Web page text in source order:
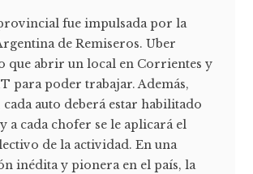
fue impulsada por la
de Remiseros. Uber
que abrir un local en Corrientes y
para poder trabajar. Además,
cada auto deberá estar habilitado
a cada chofer se le aplicará el
de la actividad. En una
inédita y pionera en el país, la